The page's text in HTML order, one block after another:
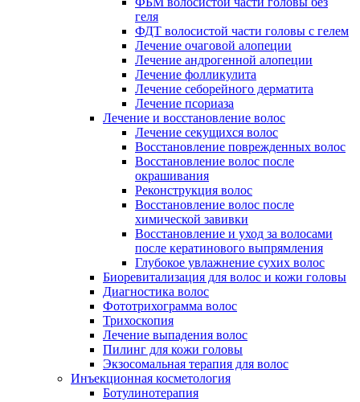
геля
ФДТ волосистой части головы с гелем
Лечение очаговой алопеции
Лечение андрогенной алопеции
Лечение фолликулита
Лечение себорейного дерматита
Лечение псориаза
Лечение и восстановление волос
Лечение секущихся волос
Восстановление поврежденных волос
Восстановление волос после
окрашивания
Реконструкция волос
Восстановление волос после
химической завивки
Восстановление и уход за волосами
после кератинового выпрямления
Глубокое увлажнение сухих волос
Биоревитализация для волос и кожи головы
Диагностика волос
Фототрихограмма волос
Трихоскопия
Лечение выпадения волос
Пилинг для кожи головы
Экзосомальная терапия для волос
Инъекционная косметология
Ботулинотерапия